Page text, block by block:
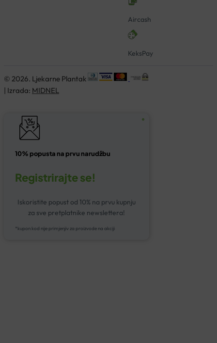
Aircash
KeksPay
© 2026. Ljekarne Plantak
| Izrada: MIDNEL
10% popusta na prvu narudžbu
Registrirajte se!
Iskoristite popust od 10% na prvu kupnju
za sve pretplatnike newslettera!
*kupon kod nije primjenjiv za proizvode na akciji